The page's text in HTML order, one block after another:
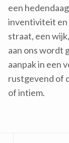
een
inventiviteit en
straat, een
aan ons wordt
aanpak in een
rustgevend of
of intiem.